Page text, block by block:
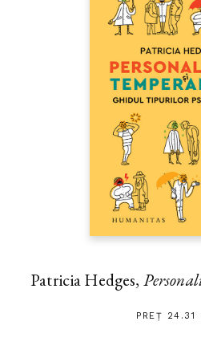
Patricia Hedges,
PREȚ 24.31